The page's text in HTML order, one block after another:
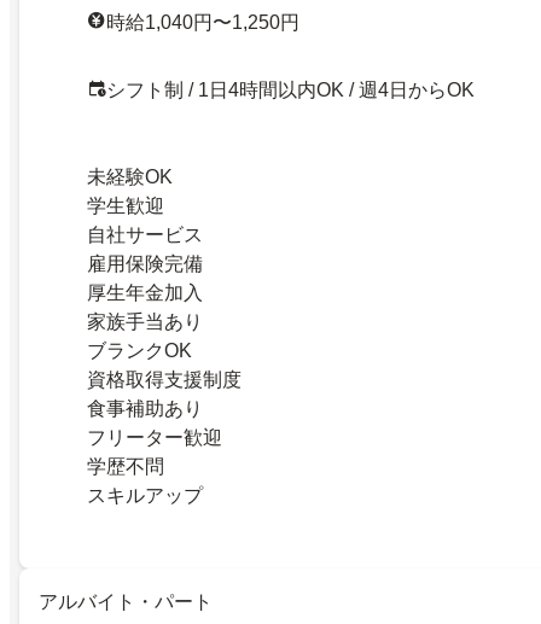
時給1,040円〜1,250円
シフト制 / 1日4時間以内OK / 週4日からOK
未経験OK
学生歓迎
自社サービス
雇用保険完備
厚生年金加入
家族手当あり
ブランクOK
資格取得支援制度
食事補助あり
フリーター歓迎
学歴不問
スキルアップ
アルバイト・パート